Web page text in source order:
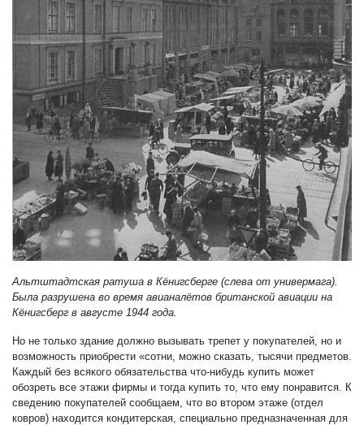
Альтштадтская ратуша в Кёнигсберге (слева от универмага).
Была разрушена во время авианалётов британской авиации на
Кёнигсберг в августе 1944 года.
Но не только здание должно вызывать трепет у покупателей, но и
возможность приобрести «сотни, можно сказать, тысячи предметов.
Каждый без всякого обязательства что-нибудь купить может
обозреть все этажи фирмы и тогда купить то, что ему понравится. К
сведению покупателей сообщаем, что во втором этаже (отдел
ковров) находится кондитерская, специально предназначенная для